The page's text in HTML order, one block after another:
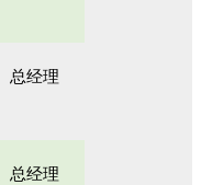
总经理
总经理